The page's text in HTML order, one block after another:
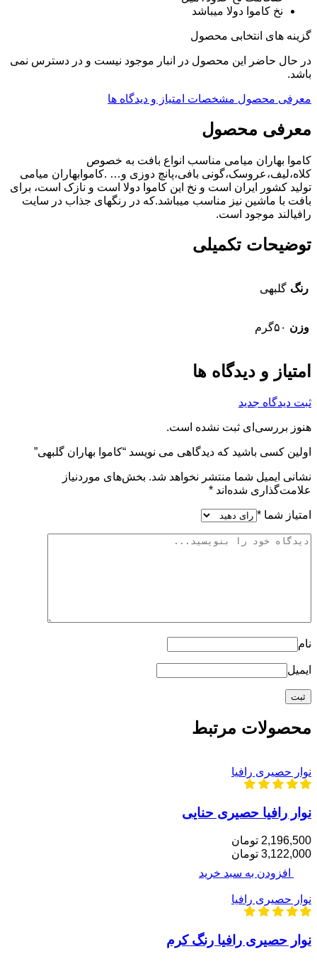
نخ کاموا دولا میباشد
گزینه های انتخابی محصول
در حال حاضر این محصول در انبار موجود نیست و در دسترس نمی
باشد.
معرفی محصول مشخصات امتیاز و دیدگاه ها
معرفی محصول
کاموا بهاران میامی مناسب انواع بافت به خصوص
کلاه،لیف،عروسک،گونی بافی،پانچ دوزی و… .کاموابهاران میامی
تولید کشور ایران است و نخ این کاموا دولا است و نازک است، برای
بافت با ماشین نیز مناسب میباشد.که در رنگهای جذاب در سایت
رافیالند موجود است.
توضیحات تکمیلی
رنگ گلبهی
وزن ۵۰گرم
امتیاز و دیدگاه ها
ثبت دیدگاه جدید
هنوز بررسی‌ای ثبت نشده است.
اولین کسی باشید که دیدگاهی می نویسد “کاموا بهاران گلبهی”
نشانی ایمیل شما منتشر نخواهد شد. بخش‌های موردنیاز
علامت‌گذاری شده‌اند *
امتیاز شما *
نام
ایمیل
محصولات مرتبط
نوار حصیری رافیا
نوار رافیا حصیری حنایی
2,196,500 تومان
3,122,000 تومان
افزودن به سبد خرید
نوار حصیری رافیا
نوار حصیری رافیا رنگ کرم